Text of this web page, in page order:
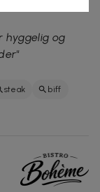
hyggelig og
steak
biff